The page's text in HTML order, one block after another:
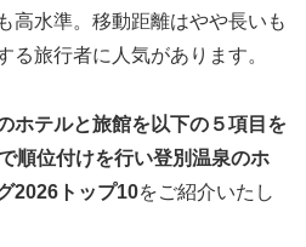
高水準。移動距離はやや長いも
る旅行者に人気があります。
ホテルと旅館を以下の５項目を
順位付けを行い登別温泉のホ
2026トップ10をご紹介いたし